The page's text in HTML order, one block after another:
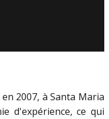
2007, à Santa Maria
d'expérience, ce qui